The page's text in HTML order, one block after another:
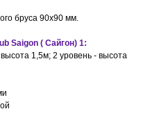
бруса 90х90 мм.
Saigon ( Сайгон) 1:
1,5м; 2 уровень - высота